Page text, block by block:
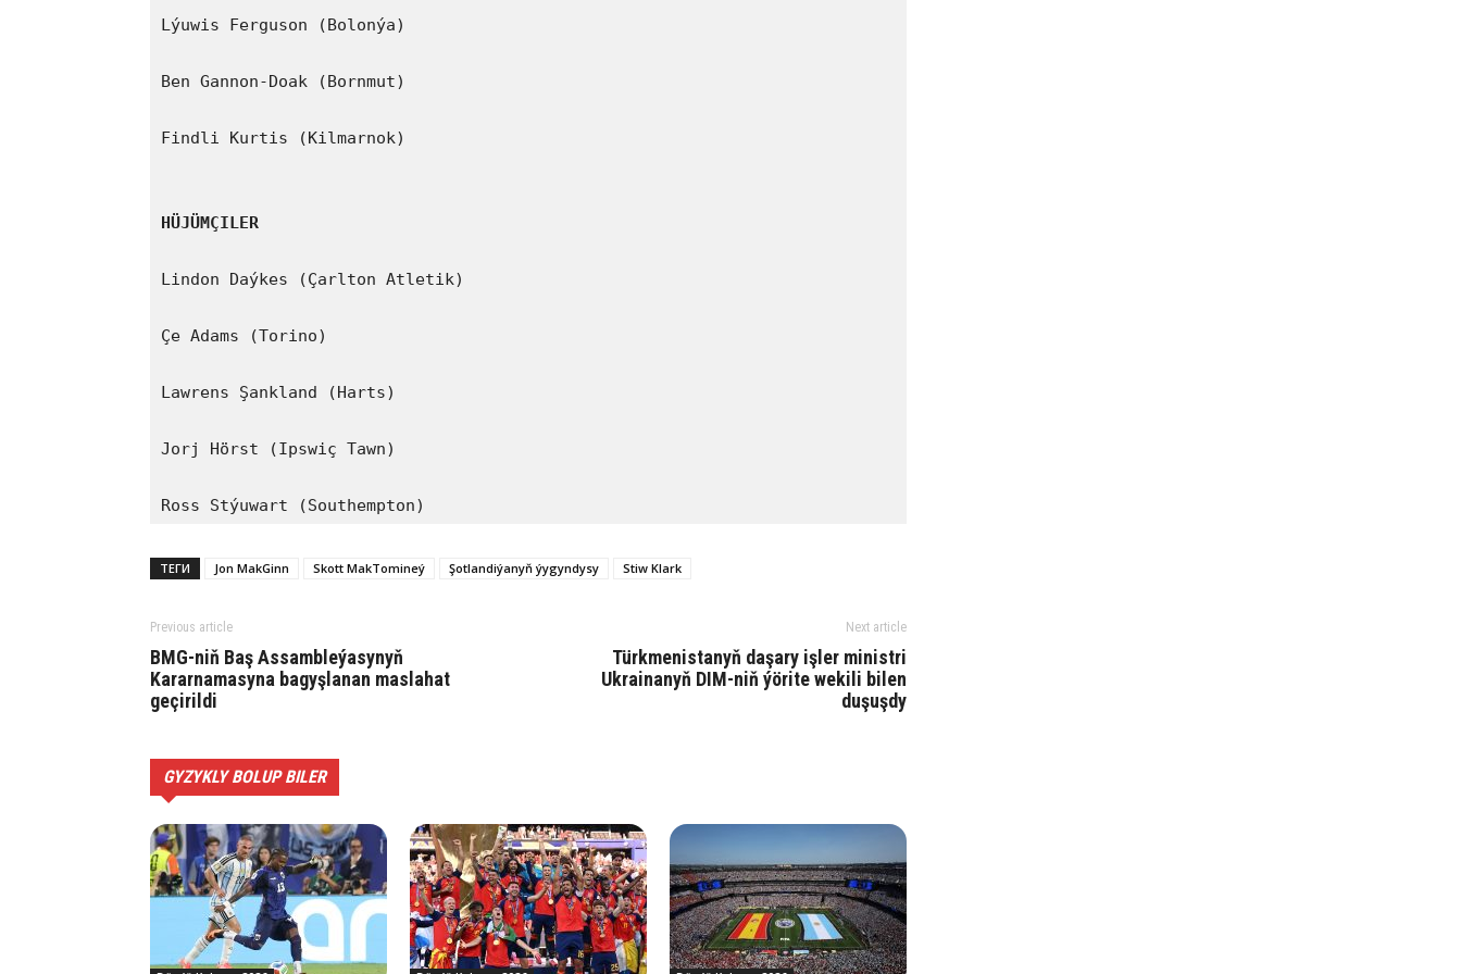
Lýuwis Ferguson (Bolonýa)
Ben Gannon-Doak (Bornmut)
Findli Kurtis (Kilmarnok)
HÜJÜMÇILER
Lindon Daýkes (Çarlton Atletik)
Çe Adams (Torino)
Lawrens Şankland (Harts)
Jorj Hörst (Ipswiç Tawn)
Ross Stýuwart (Southempton)
ТЕГИ Jon MakGinn Skott MakTomineý Şotlandiýanyň ýygyndysy Stiw Klark
Previous article
BMG-niň Baş Assambleýasynyň
Kararnamasyna bagyşlanan maslahat
geçirildi
Next article
Türkmenistanyň daşary işler ministri
Ukrainanyň DIM-niň ýörite wekili bilen
duşuşdy
GYZYKLY BOLUP BILER